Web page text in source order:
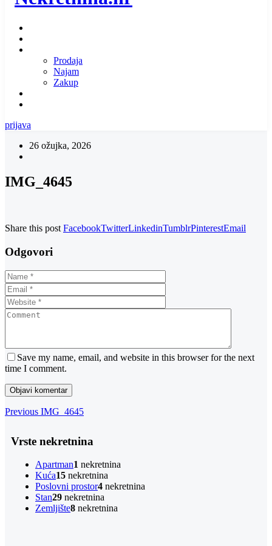
Prodaja
Najam
Zakup
prijava
26 ožujka, 2026
IMG_4645
Share this post FacebookTwitterLinkedinTumblrPinterestEmail
Odgovori
Save my name, email, and website in this browser for the next
time I comment.
Navigacija
Previous
Previous IMG_4645
Vrste nekretnina
Apartman1 nekretnina
Kuća15 nekretnina
Poslovni prostor4 nekretnina
Stan29 nekretnina
Zemljište8 nekretnina